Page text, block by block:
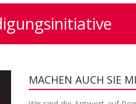
MACHEN AUCH SIE